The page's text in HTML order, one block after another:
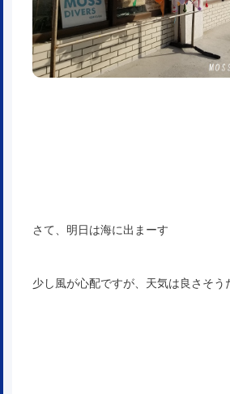
さて、明日は海に出まーす
少し風が心配ですが、天気は良さそう